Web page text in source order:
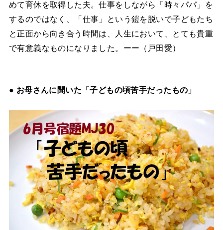
めて育休を取得した夫。仕事をしながら「時々パパ」を
するのではなく、「仕事」という鎧を脱いで子どもたち
と正面から向き合う時間は、人生において、とても貴重
で有意義なものになりました。ーー（戸田愛）
● お母さんに聞いた「子どもの頃苦手だったもの」